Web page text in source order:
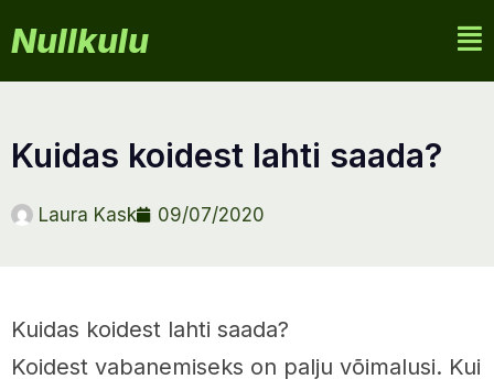
Nullkulu
kuidas koidest lahti saada?
Laura Kask 09/07/2020
Kuidas koidest lahti saada?
Koidest vabanemiseks on palju võimalusi. Kui